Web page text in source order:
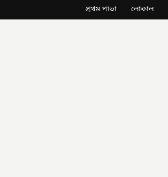
প্রথম পাতা লোকাল